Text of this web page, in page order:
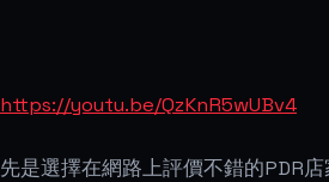
https://youtu.be/QzKnR5wUBv4
是選擇在網路上評價不錯的PDR